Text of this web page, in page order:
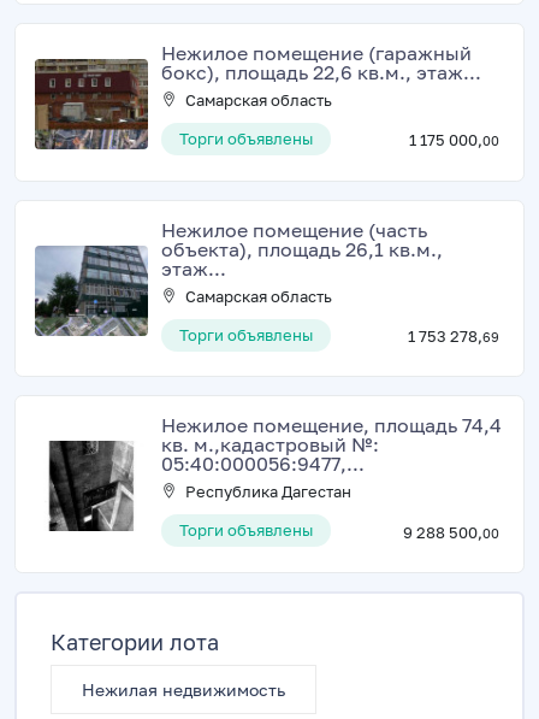
Нежилое помещение (гаражный
бокс), площадь 22,6 кв.м., этаж...
Самарская область
Торги объявлены
1 175 000,00
Нежилое помещение (часть
объекта), площадь 26,1 кв.м.,
этаж...
Самарская область
Торги объявлены
1 753 278,69
Нежилое помещение, площадь 74,4
кв. м.,кадастровый №:
05:40:000056:9477,...
Республика Дагестан
Торги объявлены
9 288 500,00
Категории лота
Нежилая недвижимость